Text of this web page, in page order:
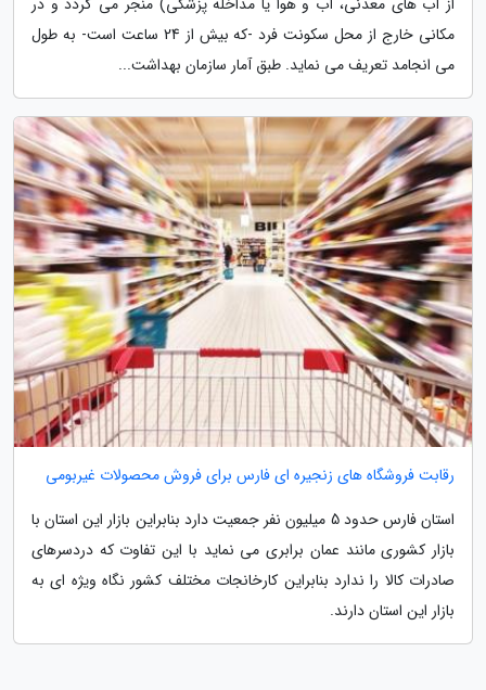
مکانی خارج از محل سکونت فرد -که بیش از 24 ساعت است- به طول
می انجامد تعریف می نماید. طبق آمار سازمان بهداشت...
رقابت فروشگاه های زنجیره ای فارس برای فروش محصولات غیربومی
استان فارس حدود 5 میلیون نفر جمعیت دارد بنابراین بازار این استان با
بازار کشوری مانند عمان برابری می نماید با این تفاوت که دردسرهای
صادرات کالا را ندارد بنابراین کارخانجات مختلف کشور نگاه ویژه ای به
بازار این استان دارند.